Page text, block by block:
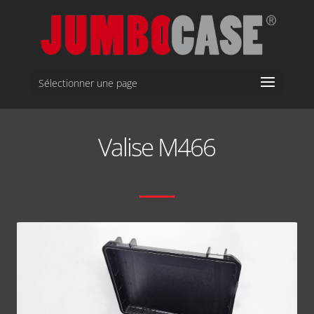
Sélectionner une page
Valise M466